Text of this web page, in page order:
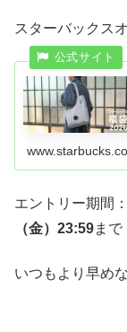
スターバックス
エントリー期間：
（金）23:59まで
いつもより早め